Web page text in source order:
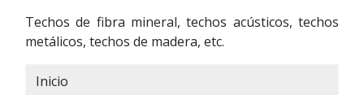
Techos de fibra mineral, techos acústicos, techos
metálicos, techos de madera, etc.
Inicio